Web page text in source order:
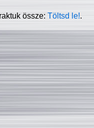
össze:Töltsd le!.